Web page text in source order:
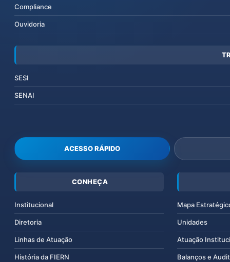
Compliance
Ouvidoria
SESI
SENAI
ACESSO RÁPIDO
CONHEÇA
Institucional
Diretoria
Linhas de Atuação
História da FIERN
Mapa
Unidades
Atuação
Balanços e